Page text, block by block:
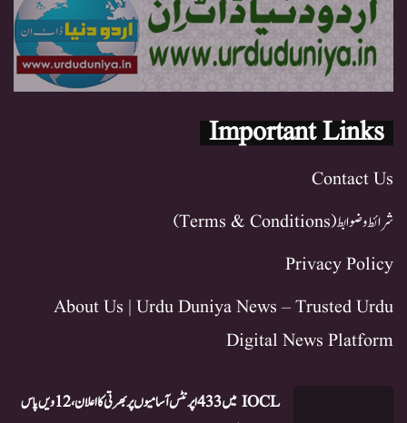
Important Links
Contact Us
شرائط و ضوابط (Terms & Conditions)
Privacy Policy
About Us | Urdu Duniya News – Trusted Urdu
Digital News Platform
IOCL میں 433 اپرنٹس آسامیوں پر بھرتی کا اعلان، 12ویں پاس